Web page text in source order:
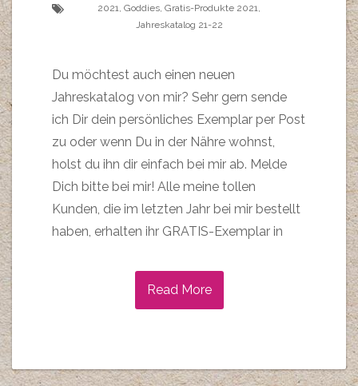
2021, Goddies, Gratis-Produkte 2021,
Jahreskatalog 21-22
Du möchtest auch einen neuen
Jahreskatalog von mir? Sehr gern sende
ich Dir dein persönliches Exemplar per Post
zu oder wenn Du in der Nähre wohnst,
holst du ihn dir einfach bei mir ab. Melde
Dich bitte bei mir! Alle meine tollen
Kunden, die im letzten Jahr bei mir bestellt
haben, erhalten ihr GRATIS-Exemplar in
Read More